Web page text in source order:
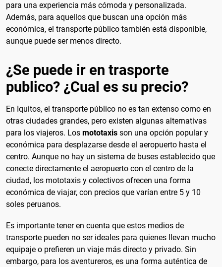
para una experiencia más cómoda y personalizada.
Además, para aquellos que buscan una opción más
económica, el transporte público también está disponible,
aunque puede ser menos directo.
¿Se puede ir en trasporte
publico? ¿Cual es su precio?
En Iquitos, el transporte público no es tan extenso como en
otras ciudades grandes, pero existen algunas alternativas
para los viajeros. Los mototaxis son una opción popular y
económica para desplazarse desde el aeropuerto hasta el
centro. Aunque no hay un sistema de buses establecido que
conecte directamente el aeropuerto con el centro de la
ciudad, los mototaxis y colectivos ofrecen una forma
económica de viajar, con precios que varían entre 5 y 10
soles peruanos.
Es importante tener en cuenta que estos medios de
transporte pueden no ser ideales para quienes llevan mucho
equipaje o prefieren un viaje más directo y privado. Sin
embargo, para los aventureros, es una forma auténtica de